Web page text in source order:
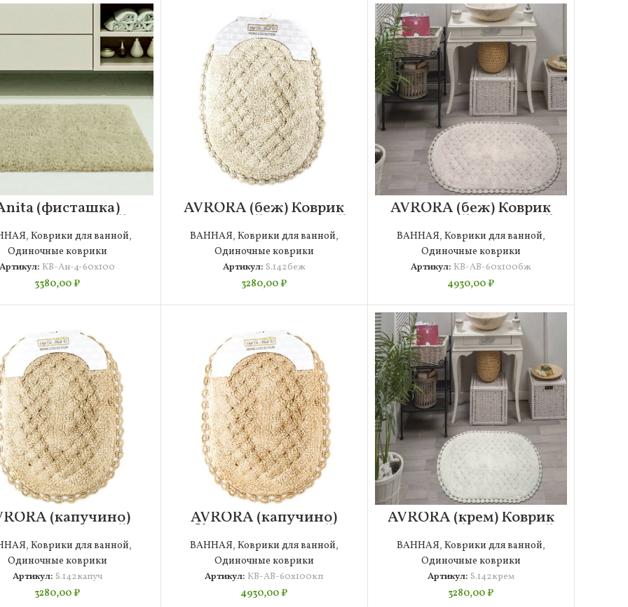
(фисташка)
для ванной
60х100
, Коврики для ванной,
Одиночные коврики
Артикул: КВ-Ан-4-60х100
3380,00₽
AVRORA (беж) Коврик
для ванной кружевной
50х70см
ВАННАЯ, Коврики для ванной,
Одиночные коврики
Артикул: S.142беж
3280,00₽
AVRORA (беж) Коврик
для ванной кружевной
60х100см
ВАННАЯ, Коврики для ванной,
Одиночные коврики
Артикул: КВ-АВ-60х100бж
4930,00₽
(капучино)
для ванной
50х70см
, Коврики для ванной,
Одиночные коврики
Артикул: S.142капуч
3280,00₽
AVRORA (капучино)
Коврик для ванной
кружевной 60х100см
ВАННАЯ, Коврики для ванной,
Одиночные коврики
Артикул: КВ-АВ-60х100кп
4930,00₽
AVRORA (крем) Коврик
для ванной кружевной
50х70см
ВАННАЯ, Коврики для ванной,
Одиночные коврики
Артикул: S.142крем
3280,00₽